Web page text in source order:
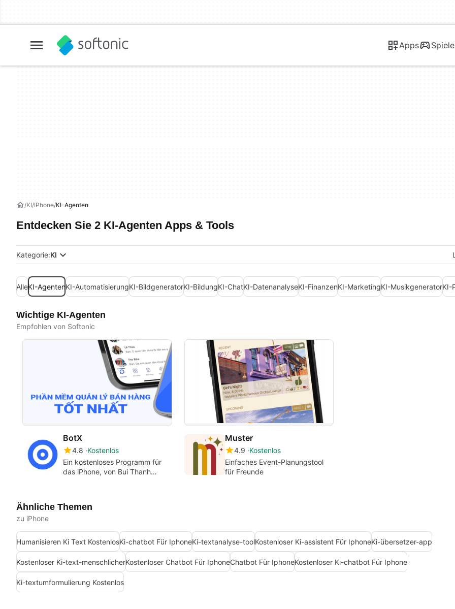
Apps Spiele
KI IPhone KI-Agenten
Entdecken Sie 2 KI-Agenten Apps & Tools
Kategorie:KI
AlleKI-AgentenKI-AutomatisierungKI-BildgeneratorKI-BildungKI-ChatKI-DatenanalyseKI-FinanzenKI-MarketingKI-MusikgeneratorKI-
Wichtige KI-Agenten
Empfohlen von Softonic
BotX
4.8 Kostenlos
Ein kostenloses Programm für
das iPhone, von Bui Thanh
Muster
4.9 Kostenlos
Einfaches Event-Planungstool
für Freunde
Ähnliche Themen
zu iPhone
Humanisieren Ki Text KostenlosKi-chatbot Für IphoneKi-textanalyse-toolKostenloser Ki-assistent Für IphoneKi-übersetzer-app
Kostenloser Ki-text-menschlicherKostenloser Chatbot Für IphoneChatbot Für IphoneKostenloser Ki-chatbot Für Iphone
Ki-textumformulierung Kostenlos